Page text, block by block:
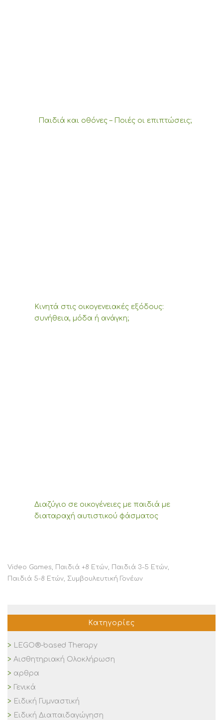
Παιδιά και οθόνες – Ποιές οι επιπτώσεις;
Κινητά στις οικογενειακές εξόδους:
συνήθεια, μόδα ή ανάγκη;
Διαζύγιο σε οικογένειες με παιδιά με
διαταραχή αυτιστικού φάσματος
Video Games, Παιδιά +8 Ετών, Παιδιά 3-5 Ετών,
Παιδιά 5-8 Ετών, Συμβουλευτική Γονέων
Κατηγορίες
LEGO®-based Therapy
Αισθητηριακή Ολοκλήρωση
αρθρα
Γενικά
Ειδική Γυμναστική
Ειδική Διαπαιδαγώγηση